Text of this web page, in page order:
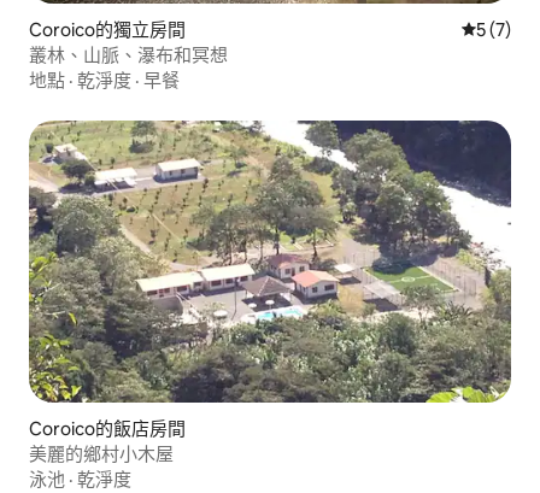
Coroico的獨立房間 從 7 則評
5 (7)
叢林、山脈、瀑布和冥想
地點 · 乾淨度 · 早餐
Coroico的飯店房間
美麗的鄉村小木屋
泳池 · 乾淨度